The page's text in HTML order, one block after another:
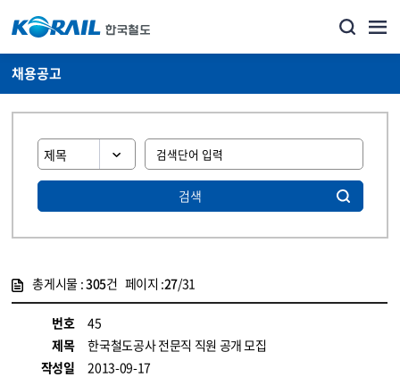
채용공고
검색
총게시물 :305건 페이지 :27/31
번호
45
제목
한국철도공사 전문직 직원 공개 모집
작성일
2013-09-17